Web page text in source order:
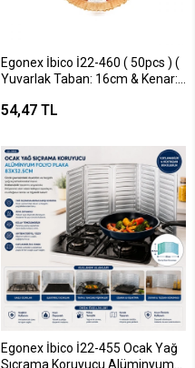
Egonex İbico İ22-460 ( 50pcs ) (
Yuvarlak Taban: 16cm & Kenar:
Kağıt )*200
54,47 TL
Egonex İbico İ22-455 Ocak Yağ
Sıçrama Koruyucu Alüminyum